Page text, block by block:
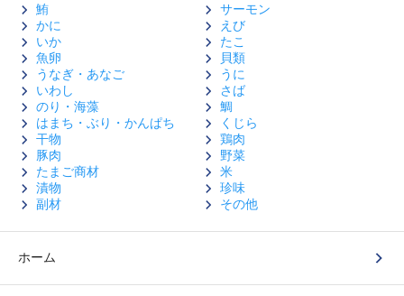
鮪
サーモン
かに
えび
いか
たこ
魚卵
貝類
うなぎ・あなご
うに
いわし
さば
のり・海藻
鯛
はまち・ぶり・かんぱち
くじら
干物
鶏肉
豚肉
野菜
たまご商材
米
漬物
珍味
副材
その他
ホーム